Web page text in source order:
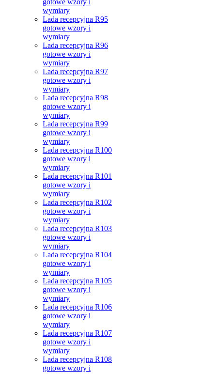
gotowe wzory i
wymiary
Lada recepcyjna R95
gotowe wzory i
wymiary
Lada recepcyjna R96
gotowe wzory i
wymiary
Lada recepcyjna R97
gotowe wzory i
wymiary
Lada recepcyjna R98
gotowe wzory i
wymiary
Lada recepcyjna R99
gotowe wzory i
wymiary
Lada recepcyjna R100
gotowe wzory i
wymiary
Lada recepcyjna R101
gotowe wzory i
wymiary
Lada recepcyjna R102
gotowe wzory i
wymiary
Lada recepcyjna R103
gotowe wzory i
wymiary
Lada recepcyjna R104
gotowe wzory i
wymiary
Lada recepcyjna R105
gotowe wzory i
wymiary
Lada recepcyjna R106
gotowe wzory i
wymiary
Lada recepcyjna R107
gotowe wzory i
wymiary
Lada recepcyjna R108
gotowe wzory i